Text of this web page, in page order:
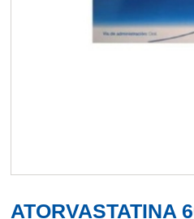
ATORVASTATINA